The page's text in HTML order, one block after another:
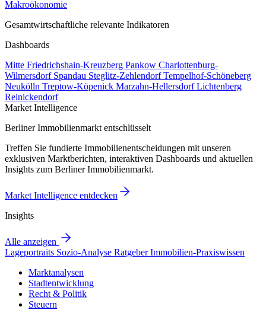
Makroökonomie
Gesamtwirtschaftliche relevante Indikatoren
Dashboards
Mitte Friedrichshain-Kreuzberg Pankow Charlottenburg-
Wilmersdorf Spandau Steglitz-ZehlendorfTempelhof-Schöneberg
Neukölln Treptow-Köpenick Marzahn-HellersdorfLichtenberg
Reinickendorf
Market Intelligence
Berliner Immobilienmarkt entschlüsselt
Treffen Sie fundierte Immobilienentscheidungen mit unseren
exklusiven Marktberichten, interaktiven Dashboards und aktuellen
Insights zum Berliner Immobilienmarkt.
Market Intelligence entdecken
Insights
Alle anzeigen
Lageportraits Sozio-Analyse RatgeberImmobilien-Praxiswissen
Marktanalysen
Stadtentwicklung
Recht & Politik
Steuern